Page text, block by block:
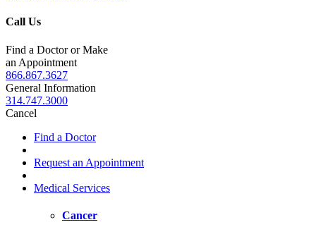
Call Us
Find a Doctor or Make
an Appointment
866.867.3627
General Information
314.747.3000
Cancel
Find a Doctor
Request an Appointment
Medical Services
Cancer